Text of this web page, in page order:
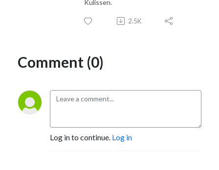
Kulissen.
2.5K
Comment (0)
Log in to continue. Log in